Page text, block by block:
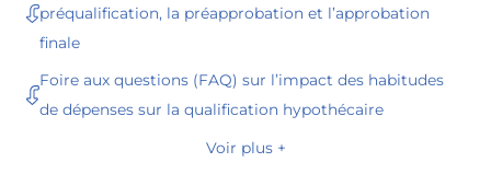
préqualification, la préapprobation et l’approbation
finale
Foire aux questions (FAQ) sur l’impact des habitudes
de dépenses sur la qualification hypothécaire
Voir plus +